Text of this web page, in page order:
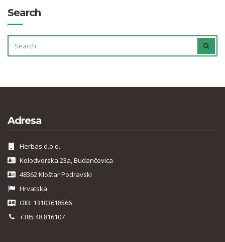
Search
SEARCH
FOR:
Adresa
Herbas d.o.o.
Kolodvorska 23a, Budančevica
48362 Kloštar Podravski
Hrvatska
OIB: 13103618566
+385 48 816107